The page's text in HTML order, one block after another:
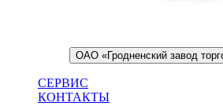
ОАО «Гродненский завод
СЕРВИС
КОНТАКТЫ